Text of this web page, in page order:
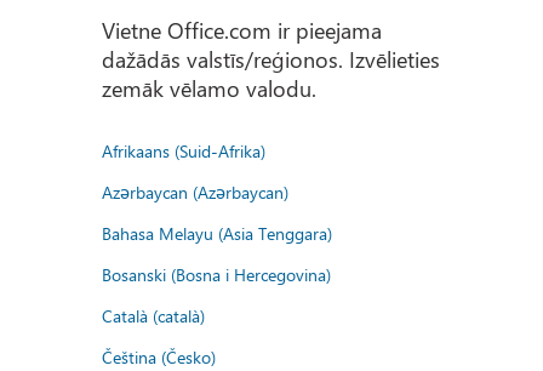
Vietne Office.com ir pieejama
dažādās valstīs/reģionos. Izvēlieties
zemāk vēlamo valodu.
Afrikaans (Suid-Afrika)
Azərbaycan (Azərbaycan)
Bahasa Melayu (Asia Tenggara)
Bosanski (Bosna i Hercegovina)
Català (català)
Čeština (Česko)